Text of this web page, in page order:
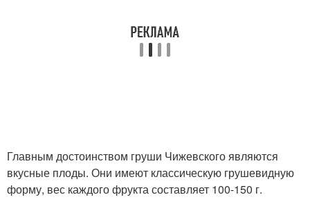
Главным достоинством груши Чижевского являются
вкусные плоды. Они имеют классическую грушевидную
форму, вес каждого фрукта составляет 100-150 г.